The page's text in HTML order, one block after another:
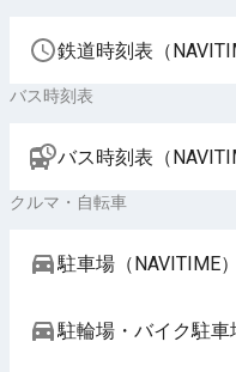
鉄道時刻表（
バス時刻表
バス時刻表（
クルマ・自転車
駐車場（NAVITIME）
駐輪場・バイク駐車